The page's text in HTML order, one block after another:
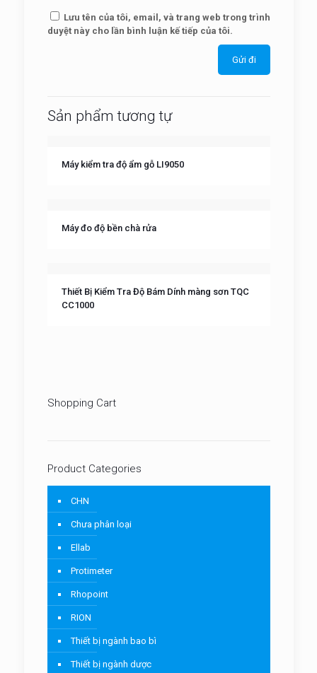
Lưu tên của tôi, email, và trang web trong trình
duyệt này cho lần bình luận kế tiếp của tôi.
Sản phẩm tương tự
Máy kiểm tra độ ẩm gỗ LI9050
Máy đo độ bền chà rửa
Thiết Bị Kiểm Tra Độ Bám Dính màng sơn TQC
CC1000
Shopping Cart
Product Categories
CHN
Chưa phân loại
Ellab
Protimeter
Rhopoint
RION
Thiết bị ngành bao bì
Thiết bị ngành dược